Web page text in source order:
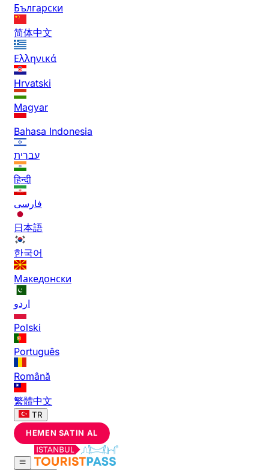
Български
简体中文
Ελληνικά
Hrvatski
Magyar
Bahasa Indonesia
עברית
हिन्दी
فارسی
日本語
한국어
Македонски
اردو
Polski
Português
Română
繁體中文
TR
HEMEN SATIN AL